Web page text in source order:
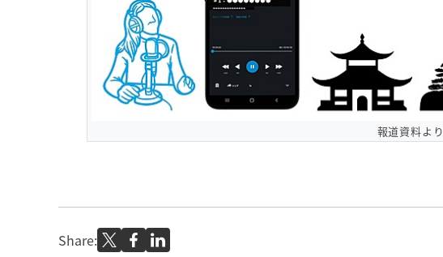
報道資料より
Share: